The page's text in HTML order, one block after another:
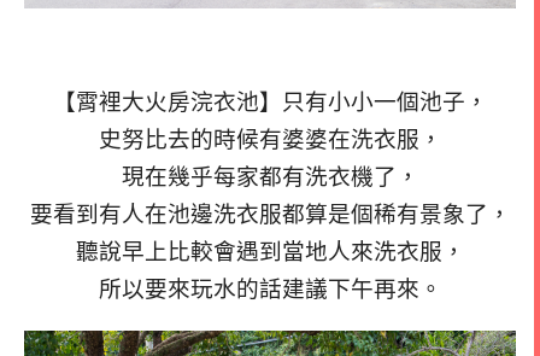
【霄裡大火房浣衣池】只有小小一個池子，
史努比去的時候有婆婆在洗衣服，
現在幾乎每家都有洗衣機了，
要看到有人在池邊洗衣服都算是個稀有景象了，
聽說早上比較會遇到當地人來洗衣服，
所以要來玩水的話建議下午再來。